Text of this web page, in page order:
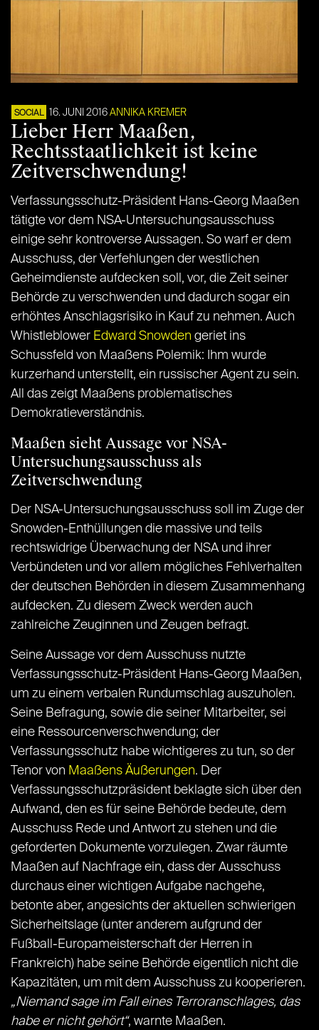
SOCIAL 16. JUNI 2016 ANNIKA KREMER
Lieber Herr Maaßen,
Rechtsstaatlichkeit ist keine
Zeitverschwendung!
Verfassungsschutz-Präsident Hans-Georg Maaßen
tätigte vor dem NSA-Untersuchungsausschuss
einige sehr kontroverse Aussagen. So warf er dem
Ausschuss, der Verfehlungen der westlichen
Geheimdienste aufdecken soll, vor, die Zeit seiner
Behörde zu verschwenden und dadurch sogar ein
erhöhtes Anschlagsrisiko in Kauf zu nehmen. Auch
Whistleblower Edward Snowden geriet ins
Schussfeld von Maaßens Polemik: Ihm wurde
kurzerhand unterstellt, ein russischer Agent zu sein.
All das zeigt Maaßens problematisches
Demokratieverständnis.
Maaßen sieht Aussage vor NSA-
Untersuchungsausschuss als
Zeitverschwendung
Der NSA-Untersuchungsausschuss soll im Zuge der
Snowden-Enthüllungen die massive und teils
rechtswidrige Überwachung der NSA und ihrer
Verbündeten und vor allem mögliches Fehlverhalten
der deutschen Behörden in diesem Zusammenhang
aufdecken. Zu diesem Zweck werden auch
zahlreiche Zeuginnen und Zeugen befragt.
Seine Aussage vor dem Ausschuss nutzte
Verfassungsschutz-Präsident Hans-Georg Maaßen,
um zu einem verbalen Rundumschlag auszuholen.
Seine Befragung, sowie die seiner Mitarbeiter, sei
eine Ressourcenverschwendung; der
Verfassungsschutz habe wichtigeres zu tun, so der
Tenor von Maaßens Äußerungen. Der
Verfassungsschutzpräsident beklagte sich über den
Aufwand, den es für seine Behörde bedeute, dem
Ausschuss Rede und Antwort zu stehen und die
geforderten Dokumente vorzulegen. Zwar räumte
Maaßen auf Nachfrage ein, dass der Ausschuss
durchaus einer wichtigen Aufgabe nachgehe,
betonte aber, angesichts der aktuellen schwierigen
Sicherheitslage (unter anderem aufgrund der
Fußball-Europameisterschaft der Herren in
Frankreich) habe seine Behörde eigentlich nicht die
Kapazitäten, um mit dem Ausschuss zu kooperieren.
„Niemand sage im Fall eines Terroranschlages, das
habe er nicht gehört“, warnte Maaßen.